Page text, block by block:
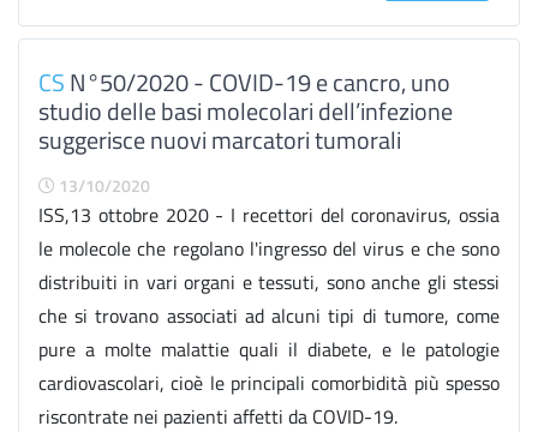
CSN°50/2020 - COVID-19 e cancro, uno
studio delle basi molecolari dell’infezione
suggerisce nuovi marcatori tumorali
13/10/2020
ISS,13 ottobre 2020 - I recettori del coronavirus, ossia
le molecole che regolano l'ingresso del virus e che sono
distribuiti in vari organi e tessuti, sono anche gli stessi
che si trovano associati ad alcuni tipi di tumore, come
pure a molte malattie quali il diabete, e le patologie
cardiovascolari, cioè le principali comorbidità più spesso
riscontrate nei pazienti affetti da COVID-19.